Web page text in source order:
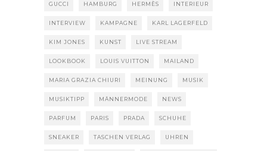
GUCCI HAMBURG HERMÈS INTERIEUR
INTERVIEW KAMPAGNE KARL LAGERFELD
KIM JONES KUNST LIVE STREAM
LOOKBOOK LOUIS VUITTON MAILAND
MARIA GRAZIA CHIURI MEINUNG MUSIK
MUSIKTIPP MÄNNERMODE NEWS
PARFUM PARIS PRADA SCHUHE
SNEAKER TASCHEN VERLAG UHREN